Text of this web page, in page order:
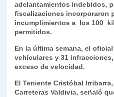
adelantamientos indebidos,
fiscalizaciones incorporaron
incumplimientos a los 100
permitidos.
En la última semana, el
vehículares y 31
exceso de velocidad.
El Teniente Cristóbal
Carreteras Valdivia, señaló